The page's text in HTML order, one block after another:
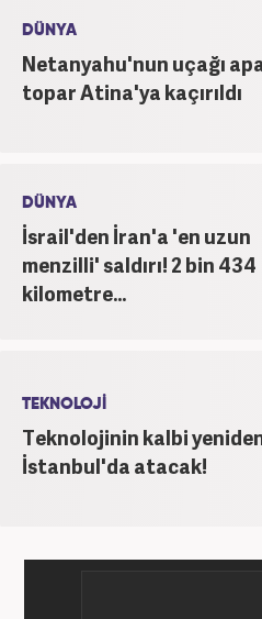
DÜNYA
Netanyahu'nun uçağı
topar Atina'ya kaçırıldı
DÜNYA
İsrail'den İran'a 'en uzun
menzilli' saldırı! 2 bin 434
kilometre...
TEKNOLOJİ
Teknolojinin kalbi
İstanbul'da atacak!